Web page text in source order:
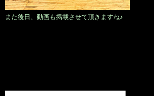
また後日、動画も掲載させて頂きますね♪